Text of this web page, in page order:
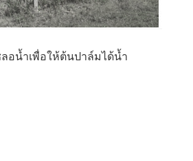
ลอน้ำเพื่อให้ต้นปาล์มได้น้ำ